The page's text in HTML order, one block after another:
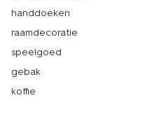
handdoeken
raamdecoratie
speelgoed
gebak
koffie